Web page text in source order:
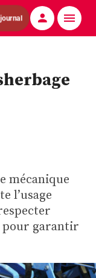
mécanique
l’usage
pour garantir